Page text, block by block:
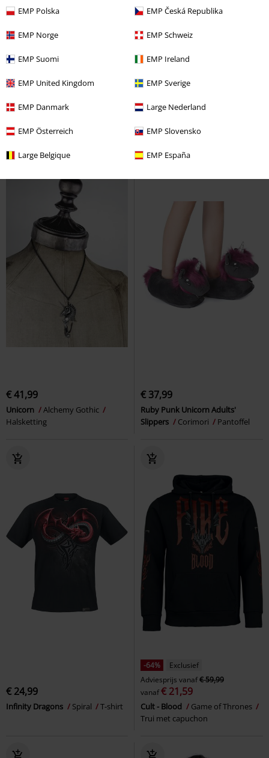
EMP Polska EMP Česká Republika
EMP Norge EMP Schweiz
EMP Suomi EMP Ireland
EMP United Kingdom EMP Sverige
EMP Danmark Large Nederland
EMP Österreich EMP Slovensko
Large Belgique EMP España
Lucifly Nemesis Now
Adviesprijsvanaf
House of the Dragon
Thrones
€ 41,99
Unicorn
Alchemy Gothic
Halsketting
€ 37,99
Ruby Punk Unicorn Adults'
Slippers
Corimori Pantoffel
€ 24,99
Infinity Dragons Spiral T-shirt
-64%
Exclusief
Adviesprijs vanaf€ 59,99
vanaf€ 21,59
Cult - Blood
Game of Thrones
Trui met capuchon